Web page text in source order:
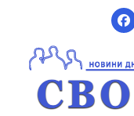
content